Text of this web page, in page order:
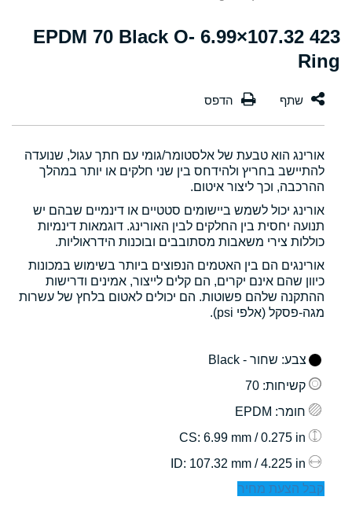
423 107.32×6.99 EPDM 70 Black O-
Ring
אורינג הוא טבעת של אלסטומר/גומי עם חתך עגול, שנועדה
להתיישב בחריץ ולהידחס בין שני חלקים או יותר במהלך
ההרכבה, וכך ליצור איטום.
אורינג יכול לשמש ביישומים סטטיים או דינמיים שבהם יש
תנועה יחסית בין החלקים לבין האורינג. דוגמאות דינמיות
כוללות צירי משאבות מסתובבים ובוכנות הידראוליות.
אורינגים הם בין האטמים הנפוצים ביותר בשימוש במכונות
כיוון שהם אינם יקרים, הם קלים לייצור, אמינים ודרישות
ההתקנה שלהם פשוטות. הם יכולים לאטום בלחץ של עשרות
מגה-פסקל (אלפי psi).
צבע: שחור - Black
קשיחות: 70
חומר: EPDM
: 6.99 mm / 0.275 in
: 107.32 mm / 4.225 in
קבל הצעת מחיר